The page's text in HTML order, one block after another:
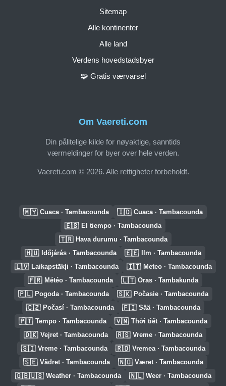
Om Vaereti.com
Din pålitelige kilde for nøyaktige, sanntids
værmeldinger for byer over hele verden.
Vaereti.com © 2026. Alle rettigheter forbeholdt.
Sitemap
Alle kontinenter
Alle land
Verdens hovedstadsbyer
🧩 Gratis værvarsel
🇲🇾 Cuaca · Tambacounda 🇮🇩 Cuaca · Tambacounda
🇪🇸 El tiempo · Tambacounda
🇹🇷 Hava durumu · Tambacounda
🇭🇺 Időjárás · Tambacounda 🇪🇪 Ilm · Tambacounda
🇱🇻 Laikapstākļi · Tambacounda 🇮🇹 Meteo · Tambacounda
🇫🇷 Météo · Tambacounda 🇱🇹 Oras · Tambakunda
🇵🇱 Pogoda · Tambacounda 🇸🇰 Počasie · Tambacounda
🇨🇿 Počasí · Tambacounda 🇫🇮 Sää · Tambacounda
🇵🇹 Tempo · Tambacounda 🇻🇳 Thời tiết · Tambacounda
🇩🇰 Vejret · Tambacounda 🇷🇸 Vreme · Tambacounda
🇸🇮 Vreme · Tambacounda 🇷🇴 Vremea · Tambacounda
🇸🇪 Vädret · Tambacounda 🇳🇴 Været · Tambacounda
🇬🇧🇺🇸 Weather · Tambacounda 🇳🇱 Weer · Tambacounda